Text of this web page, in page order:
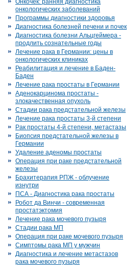
Онкочек: ранняя диагностика
онкологических заболеваний
Программы диагностики здоровья
Диагностика болезней печени и почек
Диагностика болезни Альцгеймера -
продлить сознательные годы
Лечение рака в Германии: цены в
онкологических клиниках
Реабилитация и лечение в Баден-
Баден
Лечение рака простаты в Германии
Аденокарцинома простаты -
злокачественная опухоль
Стадии рака предстательной железы
Лечение рака простаты 3-й степени
Рак простаты 4-й степени, метастазы
Биопсия предстательной железы в
Германии
Удаление аденомы простаты
Операция при раке предстательной
железы
Брахитерапия РПЖ - облучение
изнутри
ПСА - Диагностика рака простаты
Робот да Винчи - современная
простатэктомия
Лечение рака мочевого пузыря
Стадии рака МП
Операция при раке мочевого пузыря
Симптомы рака МП у мужчин
Диагностика и лечение метастазов
рака мочевого пузыря